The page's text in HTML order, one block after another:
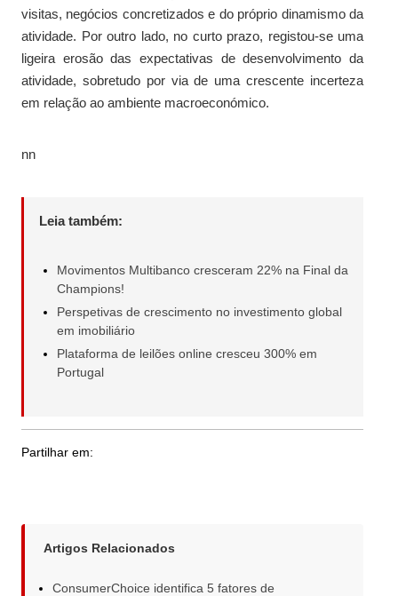
visitas, negócios concretizados e do próprio dinamismo da
atividade. Por outro lado, no curto prazo, registou-se uma
ligeira erosão das expectativas de desenvolvimento da
atividade, sobretudo por via de uma crescente incerteza
em relação ao ambiente macroeconómico.
nn
Leia também:
Movimentos Multibanco cresceram 22% na Final da
Champions!
Perspetivas de crescimento no investimento global
em imobiliário
Plataforma de leilões online cresceu 300% em
Portugal
Partilhar em:
Artigos Relacionados
ConsumerChoice identifica 5 fatores de